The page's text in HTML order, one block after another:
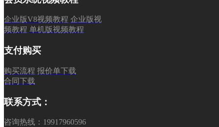
企业版V8视频教程 企业版视
频教程 单机版视频教程
支付购买
购买流程 报价单下载
合同下载
联系方式：
咨询热线：19917960596